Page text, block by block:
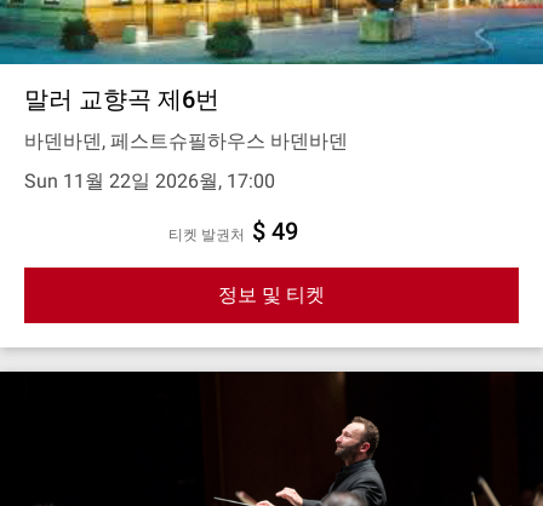
말러 교향곡 제6번
바덴바덴, 페스트슈필하우스 바덴바덴
Sun 11월 22일 2026월, 17:00
티켓 발권처 $ 49
정보 및 티켓